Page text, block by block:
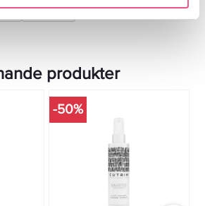
Hårspray
produkter
-50%